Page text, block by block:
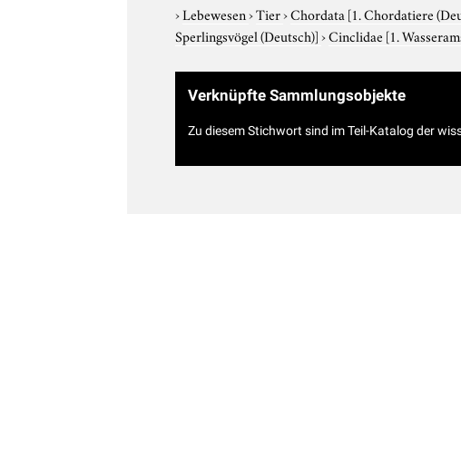
›Lebewesen›Tier›Chordata [1. Chordatiere
Sperlingsvögel (Deutsch)]›Cinclidae [1.
Verknüpfte Sammlungsobjekte
Zu diesem Stichwort sind im Teil-Katalog der